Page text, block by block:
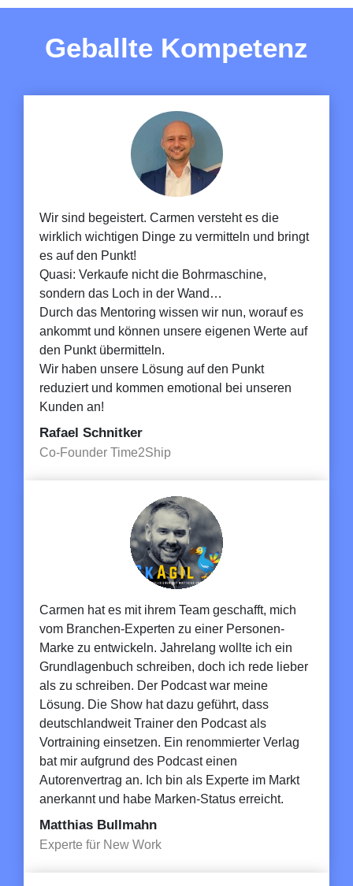
Geballte Kompetenz
Wir sind begeistert. Carmen versteht es die
wirklich wichtigen Dinge zu vermitteln und bringt
es auf den Punkt!
Quasi: Verkaufe nicht die Bohrmaschine,
sondern das Loch in der Wand…
Durch das Mentoring wissen wir nun, worauf es
ankommt und können unsere eigenen Werte auf
den Punkt übermitteln.
Wir haben unsere Lösung auf den Punkt
reduziert und kommen emotional bei unseren
Kunden an!
Rafael Schnitker
Co-Founder Time2Ship
Carmen hat es mit ihrem Team geschafft, mich
vom Branchen-Experten zu einer Personen-
Marke zu entwickeln. Jahrelang wollte ich ein
Grundlagenbuch schreiben, doch ich rede lieber
als zu schreiben. Der Podcast war meine
Lösung. Die Show hat dazu geführt, dass
deutschlandweit Trainer den Podcast als
Vortraining einsetzen. Ein renommierter Verlag
bat mir aufgrund des Podcast einen
Autorenvertrag an. Ich bin als Experte im Markt
anerkannt und habe Marken-Status erreicht.
Matthias Bullmahn
Experte für New Work